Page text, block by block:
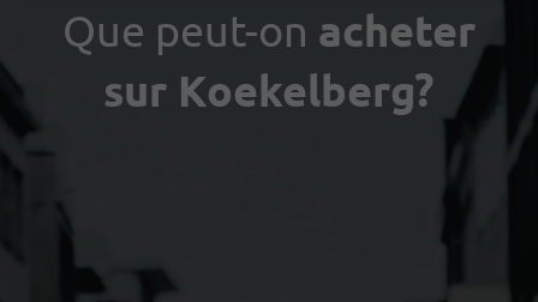
Choisir ma localisation
Que peut-on acheter
sur Koekelberg?